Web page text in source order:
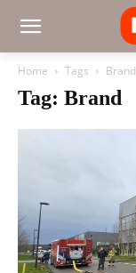
Home Tags Brand
Tag: Brand